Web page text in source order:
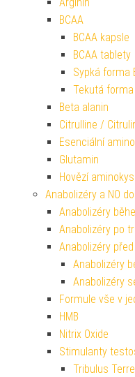
Arginin
BCAA
BCAA kapsle
BCAA tablety
Sypká forma
Tekutá forma
Beta alanin
Citrulline /
Esenciální
Glutamin
Hovězí
Anabolizéry a NO
Anabolizéry
Anabolizéry po
Anabolizéry
Anabolizéry
Anabolizéry
Formule vše v
HMB
Nitrix Oxide
Stimulanty
Tribulus